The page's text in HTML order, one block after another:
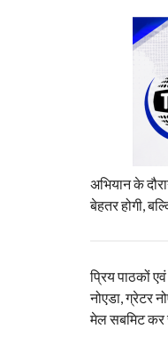
अभियान के
बेहतर होगी,
प्रिय पाठकों
नोएडा, ग्रेटर
मेल सबमिट कर